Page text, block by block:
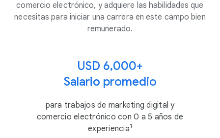
comercio electrónico, y adquiere las habilidades que
necesitas para iniciar una carrera en este campo bien
remunerado.
USD 6,000+
Salario promedio
para trabajos de marketing digital y
comercio electrónico con 0 a 5 años de
experiencia1